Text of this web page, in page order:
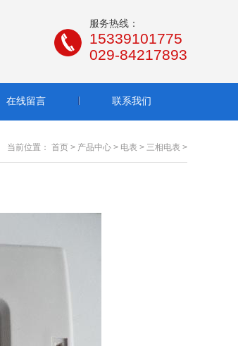
服务热线：
15339101775
029-84217893
在线留言 联系我们
当前位置： 首页 > 产品中心 > 电表 > 三相电表 >